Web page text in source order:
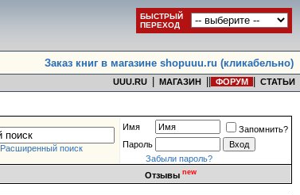
БЫСТРЫЙ
ПЕРЕХОД
Заказ книг в магазине shopuuu.ru (кликабельно)
UUU.RU МАГАЗИН ФОРУМ СТАТЬИ
Расширенный поиск
Имя
Запомнить?
Пароль
Забыли пароль?
Отзывы new